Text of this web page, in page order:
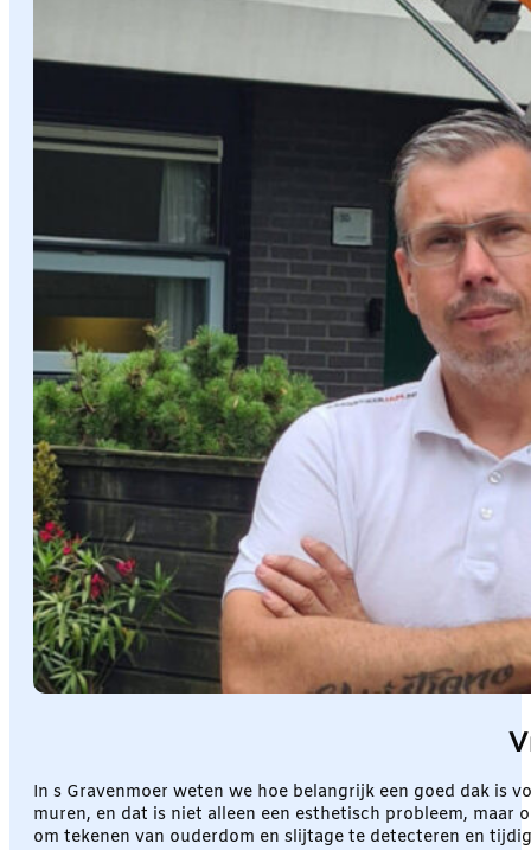
In s Gravenmoer weten we hoe belangrijk een goed dak is
muren, en dat is niet alleen een esthetisch probleem, maar
om tekenen van ouderdom en slijtage te detecteren en